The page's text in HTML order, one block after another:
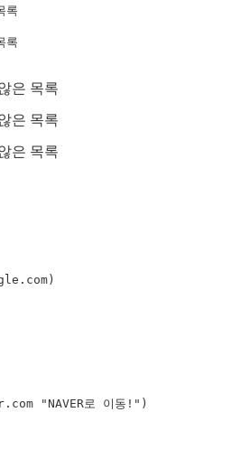
록
록
은 목록
은 목록
은 목록
"NAVER로 이동!")